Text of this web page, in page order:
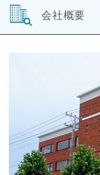
会社概要